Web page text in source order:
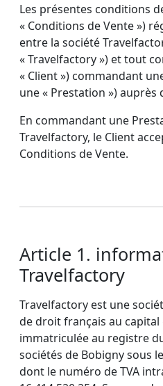
Les présentes conditions
« Conditions de Vente »)
entre la société
« Travelfactory ») et tout
« Client ») commandant
une « Prestation ») auprès
En commandant une
Travelfactory, le Client
Conditions de Vente.
Article 1.
Travelfactory
Travelfactory est une
de droit français au capital
immatriculée au registre
sociétés de Bobigny sous
dont le numéro de TVA